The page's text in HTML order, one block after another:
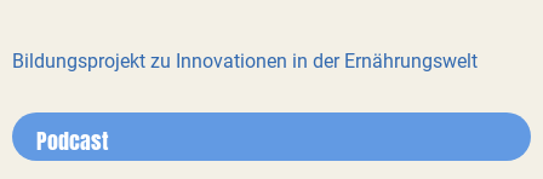
Bildungsprojekt zu Innovationen in der Ernährungswelt
Podcast